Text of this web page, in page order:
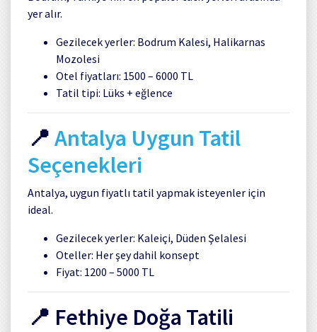
yer alır.
Gezilecek yerler: Bodrum Kalesi, Halikarnas
Mozolesi
Otel fiyatları: 1500 – 6000 TL
Tatil tipi: Lüks + eğlence
📍 Antalya Uygun Tatil
Seçenekleri
Antalya, uygun fiyatlı tatil yapmak isteyenler için
ideal.
Gezilecek yerler: Kaleiçi, Düden Şelalesi
Oteller: Her şey dahil konsept
Fiyat: 1200 – 5000 TL
📍 Fethiye Doğa Tatili